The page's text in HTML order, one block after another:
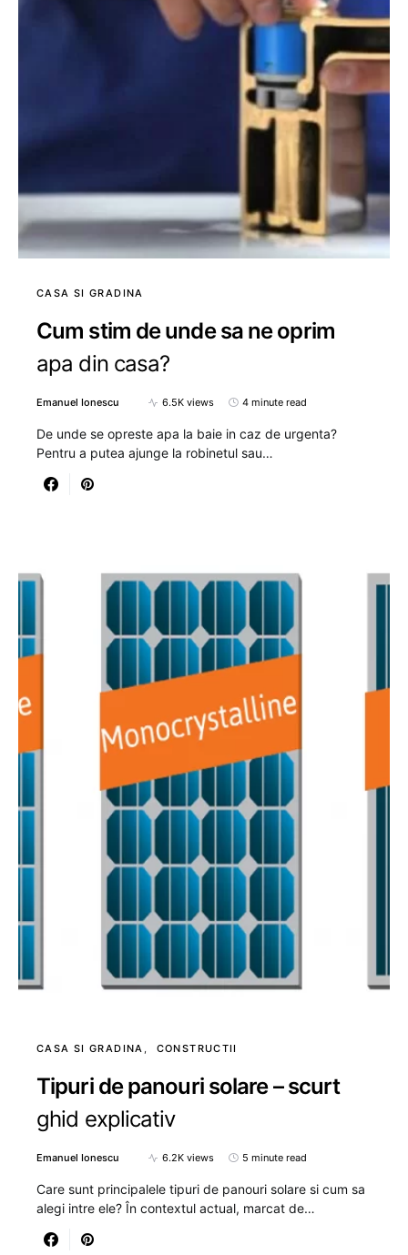
CASA SI GRADINA
Cum stim de unde sa ne oprim
apa din casa?
Emanuel Ionescu 6.5K views 4 minute read
De unde se opreste apa la baie in caz de urgenta?
Pentru a putea ajunge la robinetul sau…
CASA SI GRADINA CONSTRUCTII
Tipuri de panouri solare – scurt
ghid explicativ
Emanuel Ionescu 6.2K views 5 minute read
Care sunt principalele tipuri de panouri solare si cum sa
alegi intre ele? În contextul actual, marcat de…